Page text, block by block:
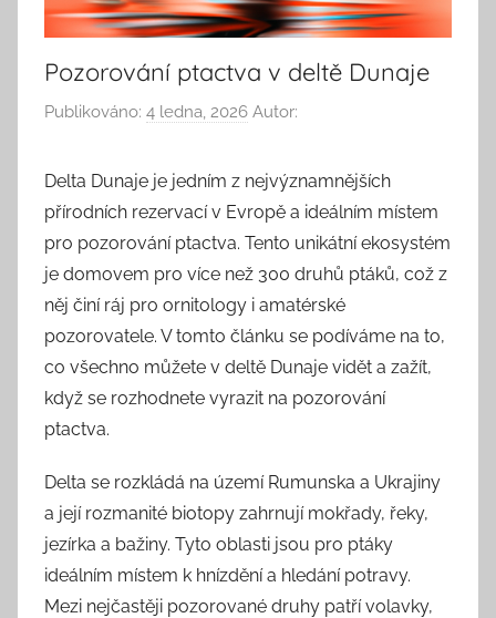
Pozorování ptactva v deltě Dunaje
Publikováno: 4 ledna, 2026 Autor:
Delta Dunaje je jedním z nejvýznamnějších
přírodních rezervací v Evropě a ideálním místem
pro pozorování ptactva. Tento unikátní ekosystém
je domovem pro více než 300 druhů ptáků, což z
něj činí ráj pro ornitology i amatérské
pozorovatele. V tomto článku se podíváme na to,
co všechno můžete v deltě Dunaje vidět a zažít,
když se rozhodnete vyrazit na pozorování
ptactva.
Delta se rozkládá na území Rumunska a Ukrajiny
a její rozmanité biotopy zahrnují mokřady, řeky,
jezírka a bažiny. Tyto oblasti jsou pro ptáky
ideálním místem k hnízdění a hledání potravy.
Mezi nejčastěji pozorované druhy patří volavky,